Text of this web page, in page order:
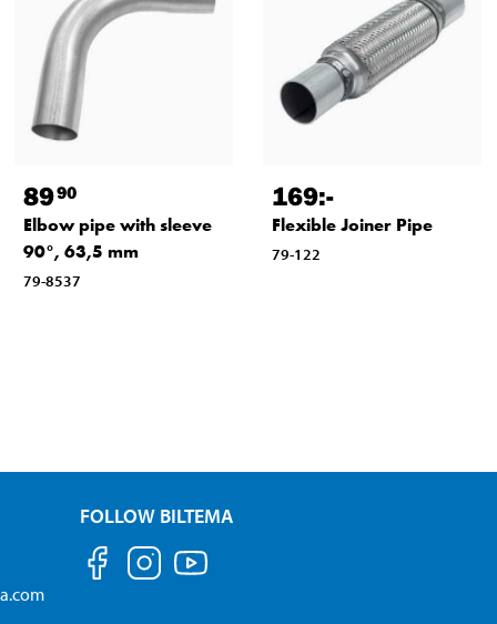
8990
Elbow pipe with sleeve
90°, 63,5 mm
79-8537
169:-
Flexible Joiner Pipe
79-122
FOLLOW BILTEMA